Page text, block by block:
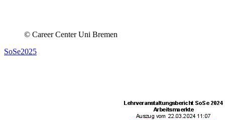
© Career Center Uni Bremen
SoSe2025